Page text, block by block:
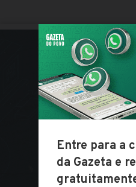
1919